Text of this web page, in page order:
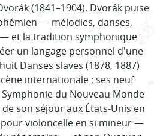
(1841–1904). Dvorák puise
— mélodies, danses,
et la tradition symphonique
un langage personnel d'une
Danses slaves (1878, 1887)
internationale ; ses neuf
du Nouveau Monde
son séjour aux États-Unis en
pour violoncelle en si mineur —